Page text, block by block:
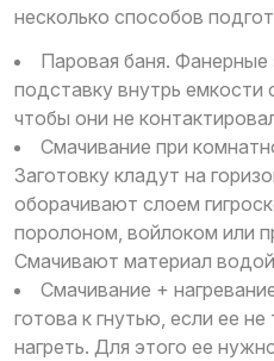
несколько способов
Паровая баня. Фанерные
подставку внутрь емкости
чтобы они не
Смачивание при
Заготовку кладут на
оборачивают слоем
поролоном, войлоком или
Смачивают материал
Смачивание +
готова к гнутью, если ее
нагреть. Для этого ее